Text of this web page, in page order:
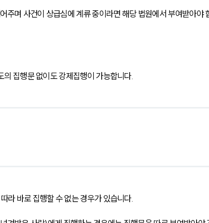
주며 사건이 상급심에 계류 중이라면 해당 법원에서 부여받아야
집행문 없이도 강제집행이 가능합니다.
라 바로 집행할 수 없는 경우가 있습니다.